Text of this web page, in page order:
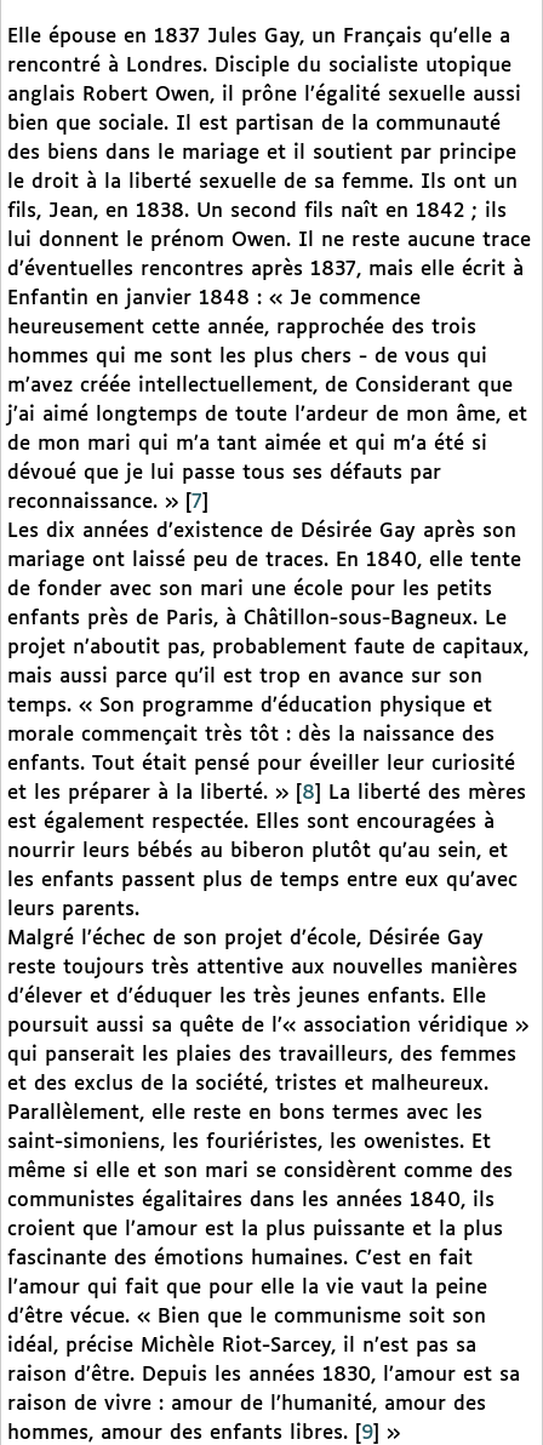
Elle épouse en 1837 Jules Gay, un Français qu’elle a
rencontré à Londres. Disciple du socialiste utopique
anglais Robert Owen, il prône l’égalité sexuelle aussi
bien que sociale. Il est partisan de la communauté
des biens dans le mariage et il soutient par principe
le droit à la liberté sexuelle de sa femme. Ils ont un
fils, Jean, en 1838. Un second fils naît en 1842 ; ils
lui donnent le prénom Owen. Il ne reste aucune trace
d’éventuelles rencontres après 1837, mais elle écrit à
Enfantin en janvier 1848 : « Je commence
heureusement cette année, rapprochée des trois
hommes qui me sont les plus chers - de vous qui
m’avez créée intellectuellement, de Considerant que
j’ai aimé longtemps de toute l’ardeur de mon âme, et
de mon mari qui m’a tant aimée et qui m’a été si
dévoué que je lui passe tous ses défauts par
reconnaissance. »
7
Les dix années d’existence de Désirée Gay après son
mariage ont laissé peu de traces. En 1840, elle tente
de fonder avec son mari une école pour les petits
enfants près de Paris, à Châtillon-sous-Bagneux. Le
projet n’aboutit pas, probablement faute de capitaux,
mais aussi parce qu’il est trop en avance sur son
temps. « Son programme d’éducation physique et
morale commençait très tôt : dès la naissance des
enfants. Tout était pensé pour éveiller leur curiosité
et les préparer à la liberté. »
8
La liberté des mères
est également respectée. Elles sont encouragées à
nourrir leurs bébés au biberon plutôt qu’au sein, et
les enfants passent plus de temps entre eux qu’avec
leurs parents.
Malgré l’échec de son projet d’école, Désirée Gay
reste toujours très attentive aux nouvelles manières
d’élever et d’éduquer les très jeunes enfants. Elle
poursuit aussi sa quête de l’« association véridique »
qui panserait les plaies des travailleurs, des femmes
et des exclus de la société, tristes et malheureux.
Parallèlement, elle reste en bons termes avec les
saint-simoniens, les fouriéristes, les owenistes. Et
même si elle et son mari se considèrent comme des
communistes égalitaires dans les années 1840, ils
croient que l’amour est la plus puissante et la plus
fascinante des émotions humaines. C’est en fait
l’amour qui fait que pour elle la vie vaut la peine
d’être vécue. « Bien que le communisme soit son
idéal, précise Michèle Riot-Sarcey, il n’est pas sa
raison d’être. Depuis les années 1830, l’amour est sa
raison de vivre : amour de l’humanité, amour des
hommes, amour des enfants libres.
9 »